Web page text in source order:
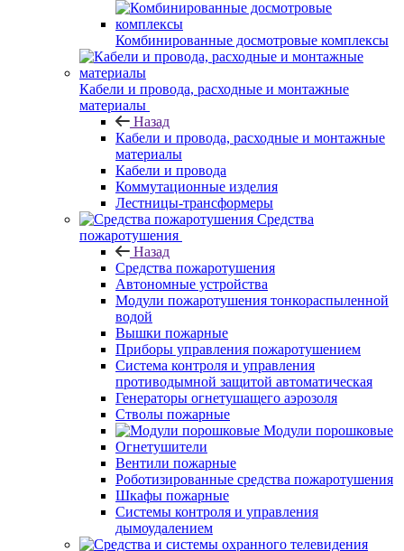
Комбинированные досмотровые комплексы
Кабели и провода, расходные и монтажные
материалы
Назад
Кабели и провода, расходные и монтажные
материалы
Кабели и провода
Коммутационные изделия
Лестницы-трансформеры
Средства
пожаротушения
Назад
Средства пожаротушения
Автономные устройства
Модули пожаротушения тонкораспыленной
водой
Вышки пожарные
Приборы управления пожаротушением
Система контроля и управления
противодымной защитой автоматическая
Генераторы огнетушащего аэрозоля
Стволы пожарные
Модули порошковые
Огнетушители
Вентили пожарные
Роботизированные средства пожаротушения
Шкафы пожарные
Системы контроля и управления
дымоудалением